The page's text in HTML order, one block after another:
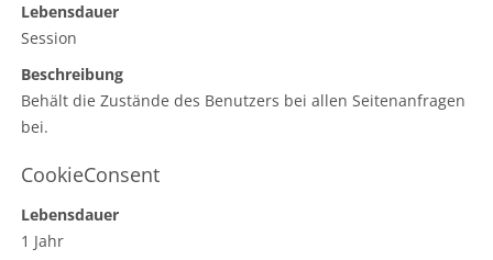
Lebensdauer
Session
Beschreibung
Behält die Zustände des Benutzers bei allen Seitenanfragen
bei.
CookieConsent
Lebensdauer
1 Jahr